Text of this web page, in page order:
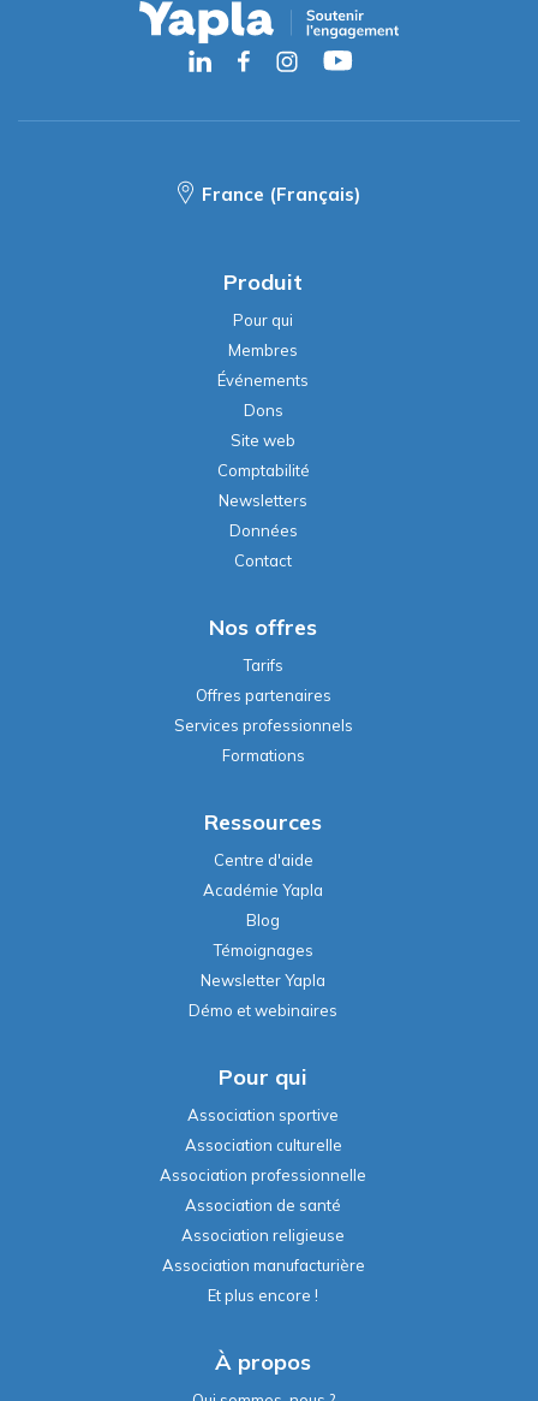
France (Français)
Produit
Pour qui
Membres
Événements
Dons
Site web
Comptabilité
Newsletters
Données
Contact
Nos offres
Tarifs
Offres partenaires
Services professionnels
Formations
Ressources
Centre d'aide
Académie Yapla
Blog
Témoignages
Newsletter Yapla
Démo et webinaires
Pour qui
Association sportive
Association culturelle
Association professionnelle
Association de santé
Association religieuse
Association manufacturière
Et plus encore !
À propos